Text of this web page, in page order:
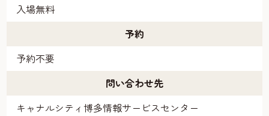
入場無料
予約
予約不要
問い合わせ先
キャナルシティ博多情報サービスセンター